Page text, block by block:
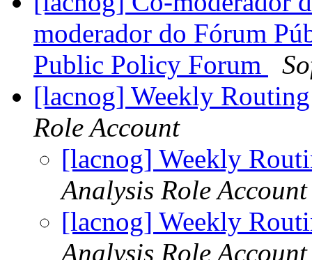
moderador do Fórum
Public Policy Forum
[lacnog] Weekly
Role Account
[lacnog] Weekly
Analysis Role Account
[lacnog] Weekly
Analysis Role Account